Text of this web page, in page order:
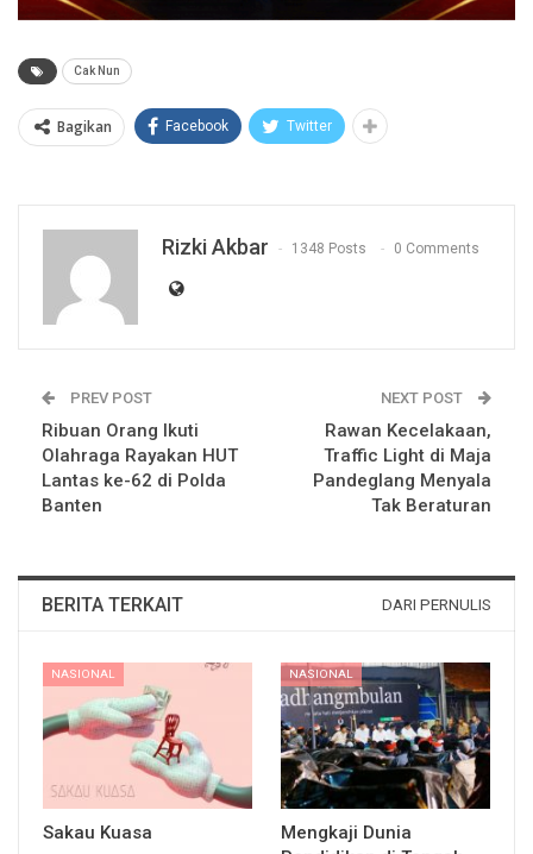
Cak Nun
Bagikan Facebook Twitter
Rizki Akbar 1348 Posts 0 Comments
PREV POST
Ribuan Orang Ikuti
Olahraga Rayakan HUT
Lantas ke-62 di Polda
Banten
NEXT POST
Rawan Kecelakaan,
Traffic Light di Maja
Pandeglang Menyala
Tak Beraturan
BERITA TERKAIT DARI PERNULIS
NASIONAL
Sakau Kuasa
NASIONAL
Mengkaji Dunia